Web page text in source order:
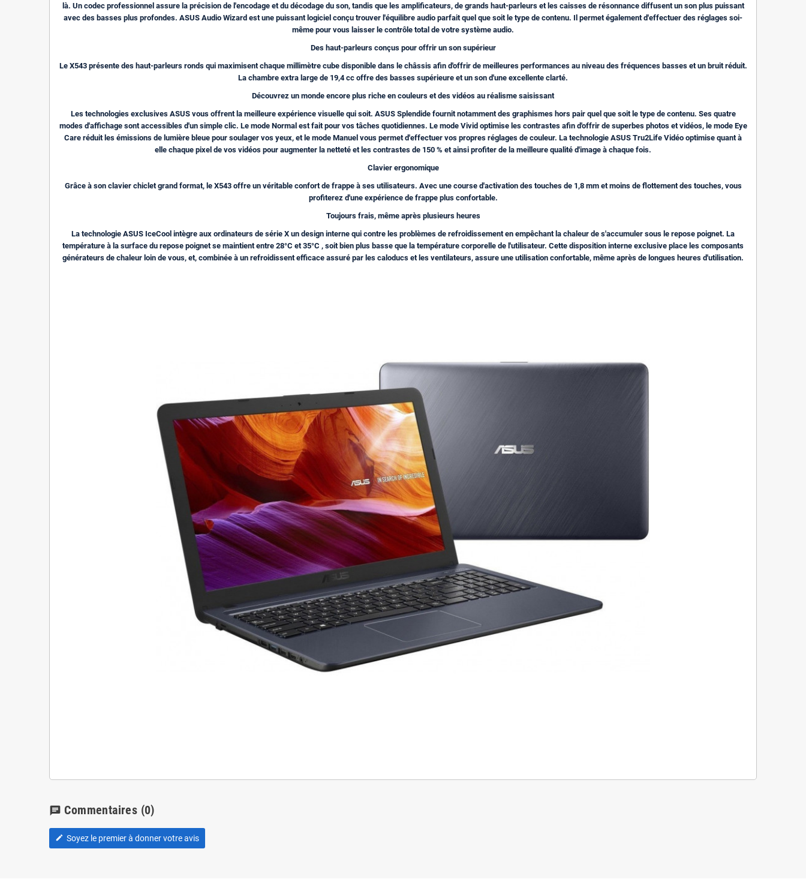
là. Un codec professionnel assure la précision de l'encodage et du décodage du son, tandis que les amplificateurs, de grands haut-parleurs et les caisses de résonnance diffusent un son plus puissant
avec des basses plus profondes. ASUS Audio Wizard est une puissant logiciel conçu trouver l'équilibre audio parfait quel que soit le type de contenu. Il permet également d'effectuer des réglages soi-
même pour vous laisser le contrôle total de votre système audio.
Des haut-parleurs conçus pour offrir un son supérieur
Le X543 présente des haut-parleurs ronds qui maximisent chaque millimètre cube disponible dans le châssis afin d'offrir de meilleures performances au niveau des fréquences basses et un bruit réduit.
La chambre extra large de 19,4 cc offre des basses supérieure et un son d'une excellente clarté.
Découvrez un monde encore plus riche en couleurs et des vidéos au réalisme saisissant
Les technologies exclusives ASUS vous offrent la meilleure expérience visuelle qui soit. ASUS Splendide fournit notamment des graphismes hors pair quel que soit le type de contenu. Ses quatre
modes d'affichage sont accessibles d'un simple clic. Le mode Normal est fait pour vos tâches quotidiennes. Le mode Vivid optimise les contrastes afin d'offrir de superbes photos et vidéos, le mode Eye
Care réduit les émissions de lumière bleue pour soulager vos yeux, et le mode Manuel vous permet d'effectuer vos propres réglages de couleur. La technologie ASUS Tru2Life Vidéo optimise quant à
elle chaque pixel de vos vidéos pour augmenter la netteté et les contrastes de 150 % et ainsi profiter de la meilleure qualité d'image à chaque fois.
Clavier ergonomique
Grâce à son clavier chiclet grand format, le X543 offre un véritable confort de frappe à ses utilisateurs. Avec une course d'activation des touches de 1,8 mm et moins de flottement des touches, vous
profiterez d'une expérience de frappe plus confortable.
Toujours frais, même après plusieurs heures
La technologie ASUS IceCool intègre aux ordinateurs de série X un design interne qui contre les problèmes de refroidissement en empêchant la chaleur de s'accumuler sous le repose poignet. La
température à la surface du repose poignet se maintient entre 28°C et 35°C , soit bien plus basse que la température corporelle de l'utilisateur. Cette disposition interne exclusive place les composants
générateurs de chaleur loin de vous, et, combinée à un refroidissent efficace assuré par les caloducs et les ventilateurs, assure une utilisation confortable, même après de longues heures d'utilisation.
chat Commentaires (0)
edit Soyez le premier à donner votre avis